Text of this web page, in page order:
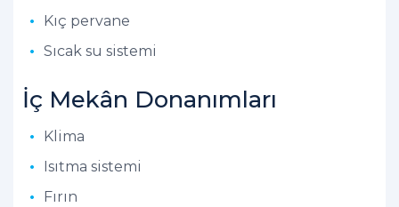
Kıç pervane
Sıcak su sistemi
İç Mekân Donanımları
Klima
Isıtma sistemi
Fırın